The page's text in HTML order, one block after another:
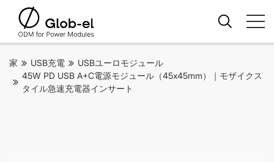
家 USB充電
USBユーロモジュール
45W PD USB A+C電源モジュール（45x45mm）｜モザイクス
タイル急速充電器インサート